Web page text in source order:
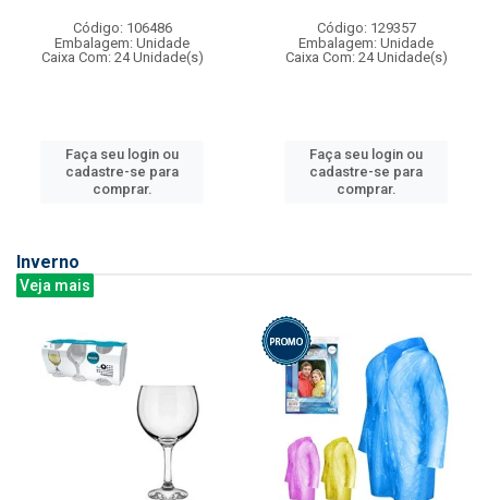
Código: 106486
Embalagem: Unidade
Caixa Com: 24 Unidade(s)
Faça seu login ou
cadastre-se para
comprar.
Código: 129357
Embalagem: Unidade
Caixa Com: 24 Unidade(s)
Faça seu login ou
cadastre-se para
comprar.
Inverno
Veja mais